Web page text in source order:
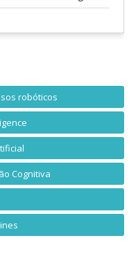
robóticos
Cognitiva